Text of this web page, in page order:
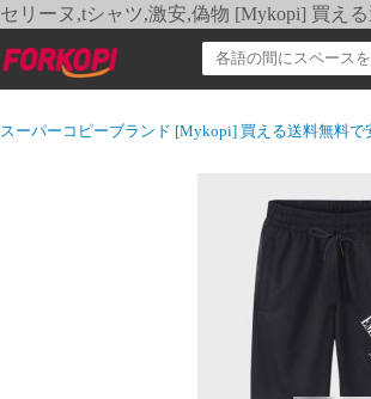
セリーヌ,tシャツ,激安,偽物 [Mykopi] 買え
スーパーコピーブランド [Mykopi] 買える送料無料で